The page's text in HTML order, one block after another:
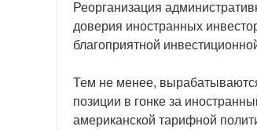
Реорганизация
доверия иностранных
благоприятной
Тем не менее,
позиции в гонке за
американской тарифной